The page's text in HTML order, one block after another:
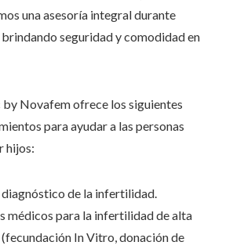
una asesoría integral durante
seguridad y comodidad en
Novafem ofrece los siguientes
para ayudar a las personas
hijos:
diagnóstico de la infertilidad.
médicos para la infertilidad de alta
In Vitro, donación de